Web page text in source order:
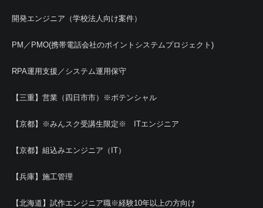
開発エンジニア（学校法人向け案件）
PM／PMO(携帯電話会社のポイントシステムプロジェクト)
RPA運用支援／システム運用保守
【三重】営業（四日市市）※ポテンシャル
【京都】※みんスク受講生限定※ ITエンジニア
【京都】組込みエンジニア（IT）
【兵庫】施工管理
【北海道】試作エンジニア職※経験10年以上の方向け